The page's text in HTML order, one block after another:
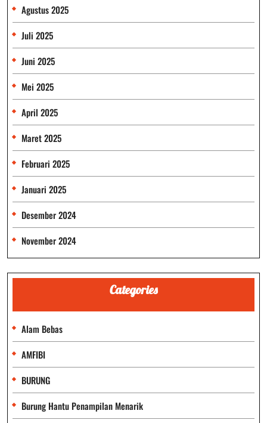
Agustus 2025
Juli 2025
Juni 2025
Mei 2025
April 2025
Maret 2025
Februari 2025
Januari 2025
Desember 2024
November 2024
Categories
Alam Bebas
AMFIBI
BURUNG
Burung Hantu Penampilan Menarik